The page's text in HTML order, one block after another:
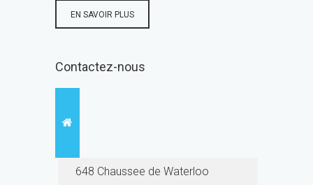
EN SAVOIR PLUS
Contactez-nous
648 Chaussee de Waterloo